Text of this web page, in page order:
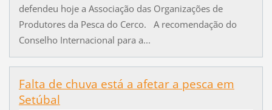
defendeu hoje a Associação das Organizações de
Produtores da Pesca do Cerco. A recomendação do
Conselho Internacional para a...
Falta de chuva está a afetar a pesca em
Setúbal